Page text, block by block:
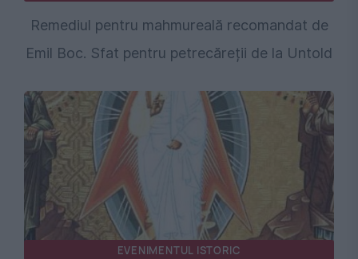
Remediul pentru mahmureală recomandat de
Emil Boc. Sfat pentru petrecăreții de la Untold
EVENIMENTUL ISTORIC